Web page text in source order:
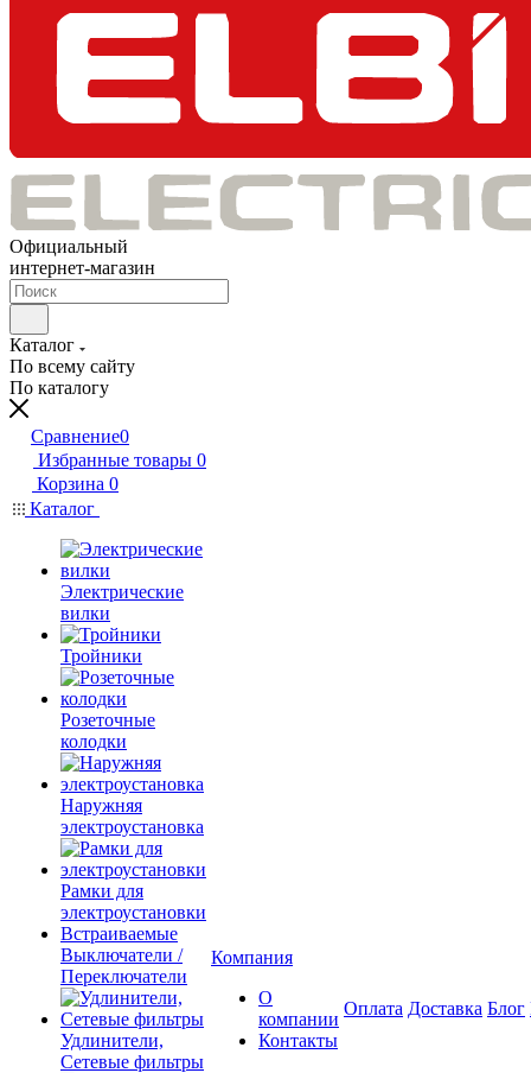
Официальный
интернет-магазин
Каталог
По всему сайту
По каталогу
Сравнение0
Избранные товары 0
Корзина 0
Каталог
Электрические
вилки
Тройники
Розеточные
колодки
Наружняя
электроустановка
Рамки для
электроустановки
Встраиваемые
Выключатели /
Переключатели
Удлинители,
Сетевые фильтры
Компания
О
компании
Контакты
Оплата Доставка Блог